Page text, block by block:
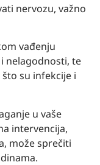
nervozu, važno
vađenju
nelagodnosti, te
su infekcije i
u vaše
intervencija,
može sprečiti